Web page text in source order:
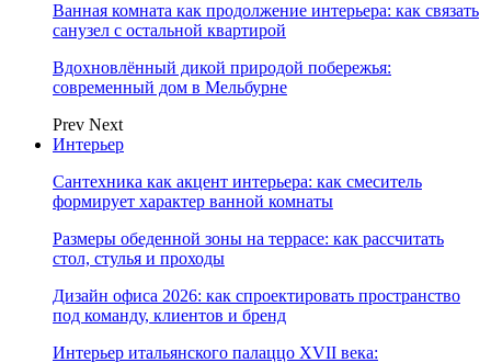
Ванная комната как продолжение интерьера: как связать
санузел с остальной квартирой
Вдохновлённый дикой природой побережья:
современный дом в Мельбурне
Prev Next
Интерьер
Сантехника как акцент интерьера: как смеситель
формирует характер ванной комнаты
Размеры обеденной зоны на террасе: как рассчитать
стол, стулья и проходы
Дизайн офиса 2026: как спроектировать пространство
под команду, клиентов и бренд
Интерьер итальянского палаццо XVII века: